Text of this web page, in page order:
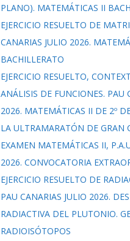
PLANO). MATEMÁTICAS II
EJERCICIO RESUELTO DE
CANARIAS JULIO 2026.
BACHILLERATO
EJERCICIO RESUELTO,
ANÁLISIS DE FUNCIONES. PAU
2026. MATEMÁTICAS II DE 2º
LA ULTRAMARATÓN DE GRAN
EXAMEN MATEMÁTICAS II,
2026. CONVOCATORIA
EJERCICIO RESUELTO DE
PAU CANARIAS JULIO 2026.
RADIACTIVA DEL PLUTONIO.
RADIOISÓTOPOS